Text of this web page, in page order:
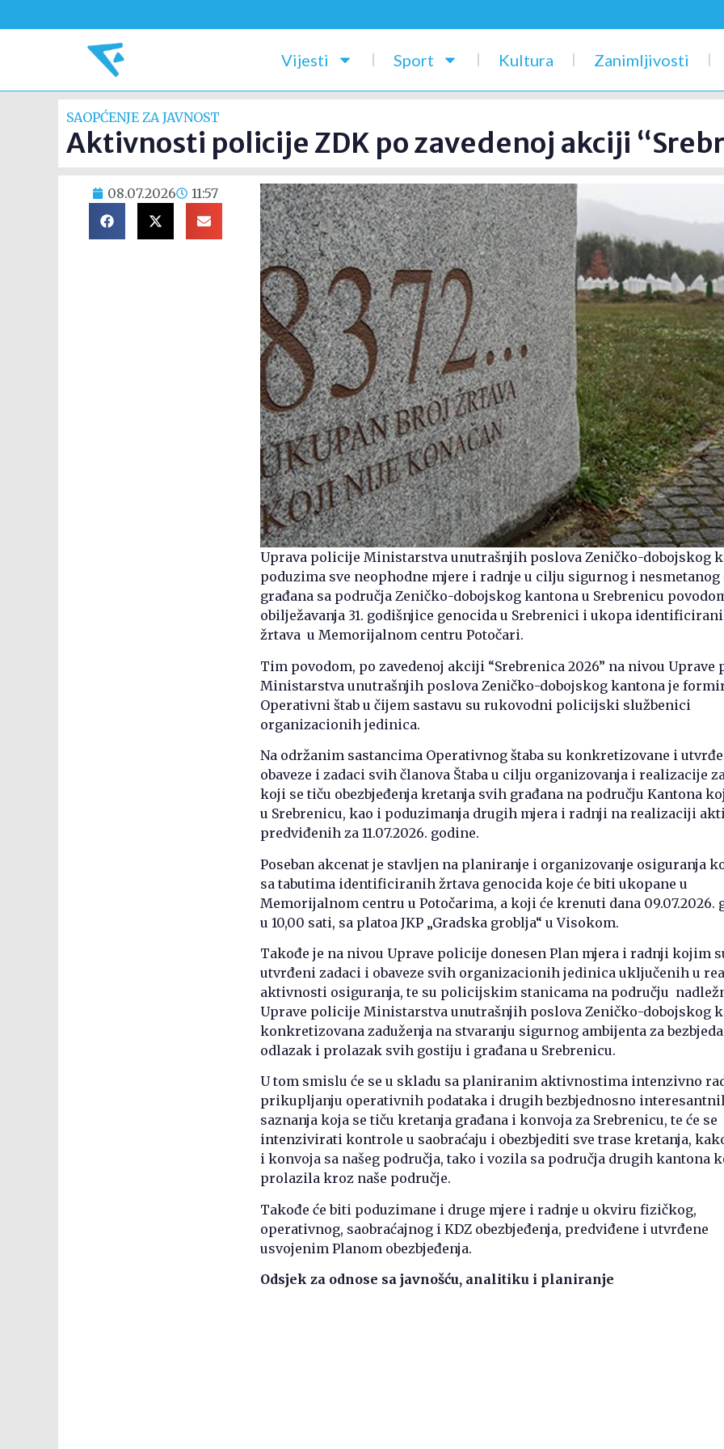
Vijesti Sport Kultura Zanimljivosti
SAOPĆENJE ZA JAVNOST
Aktivnosti policije ZDK po zavedenoj akciji
08.07.2026 11:57
Uprava policije Ministarstva unutrašnjih poslova Zeničko-dobojskog
poduzima sve neophodne mjere i radnje u cilju sigurnog i nesmetanog
građana sa područja Zeničko-dobojskog kantona u Srebrenicu
obilježavanja 31. godišnjice genocida u Srebrenici i ukopa
žrtava u Memorijalnom centru Potočari.
Tim povodom, po zavedenoj akciji “Srebrenica 2026” na nivou Uprave
Ministarstva unutrašnjih poslova Zeničko-dobojskog kantona je
Operativni štab u čijem sastavu su rukovodni policijski službenici
organizacionih jedinica.
Na održanim sastancima Operativnog štaba su konkretizovane i
obaveze i zadaci svih članova Štaba u cilju organizovanja i realizacije
koji se tiču obezbjeđenja kretanja svih građana na području Kantona
u Srebrenicu, kao i poduzimanja drugih mjera i radnji na realizaciji
predviđenih za 11.07.2026. godine.
Poseban akcenat je stavljen na planiranje i organizovanje osiguranja
sa tabutima identificiranih žrtava genocida koje će biti ukopane u
Memorijalnom centru u Potočarima, a koji će krenuti dana 09.07.2026.
u 10,00 sati, sa platoa JKP „Gradska groblja“ u Visokom.
Takođe je na nivou Uprave policije donesen Plan mjera i radnji kojim
utvrđeni zadaci i obaveze svih organizacionih jedinica uključenih u
aktivnosti osiguranja, te su policijskim stanicama na području
Uprave policije Ministarstva unutrašnjih poslova Zeničko-dobojskog
konkretizovana zaduženja na stvaranju sigurnog ambijenta za
odlazak i prolazak svih gostiju i građana u Srebrenicu.
U tom smislu će se u skladu sa planiranim aktivnostima intenzivno
prikupljanju operativnih podataka i drugih bezbjednosno
saznanja koja se tiču kretanja građana i konvoja za Srebrenicu, te će se
intenzivirati kontrole u saobraćaju i obezbjediti sve trase kretanja,
i konvoja sa našeg područja, tako i vozila sa područja drugih kantona
prolazila kroz naše područje.
Takođe će biti poduzimane i druge mjere i radnje u okviru fizičkog,
operativnog, saobraćajnog i KDZ obezbjeđenja, predviđene i utvrđene
usvojenim Planom obezbjeđenja.
Odsjek za odnose sa javnošću, analitiku i planiranje